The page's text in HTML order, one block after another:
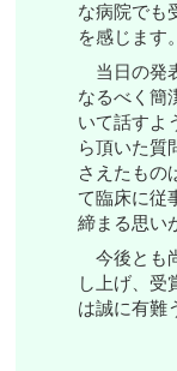
な病院でも
を感じます。
当日の発
なるべく簡
いて話すよ
ら頂いた質
さえたもの
て臨床に従
締まる思い
今後とも
し上げ、受
は誠に有難